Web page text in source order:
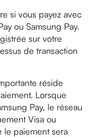
si vous payez avec
ou Samsung Pay.
sur votre
de transaction
réside
Lorsque
Pay, le réseau
Visa ou
le paiement sera